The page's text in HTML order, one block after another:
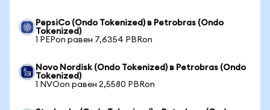
PepsiCo (Ondo Tokenized) в Petrobras (Ondo
Tokenized)
1 PEPon равен 7,6354 PBRon
Novo Nordisk (Ondo Tokenized) в Petrobras (Ondo
Tokenized)
1 NVOon равен 2,5580 PBRon